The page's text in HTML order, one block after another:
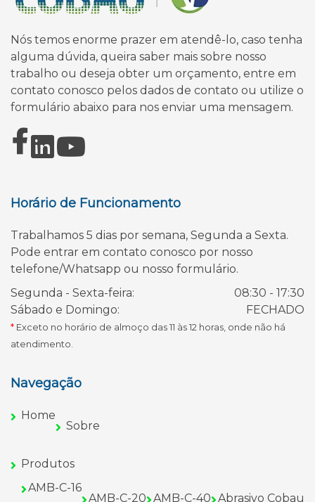
Nós temos enorme prazer em atendê-lo, caso tenha
alguma dúvida, queira saber mais sobre nosso
trabalho ou deseja obter um orçamento, entre em
contato conosco pelos dados de contato ou utilize o
formulário abaixo para nos enviar uma mensagem.
Horário de Funcionamento
Trabalhamos 5 dias por semana, Segunda a Sexta.
Pode entrar em contato conosco por nosso
telefone/Whatsapp ou nosso formulário.
Segunda - Sexta-feira:
08:30 - 17:30
Sábado e Domingo:
FECHADO
* Exceto no horário de almoço das 11 às 12 horas, onde não há
atendimento.
Navegação
Home
Sobre
Produtos
AMB-C-16
AMB-C-20 AMB-C-40 Abrasivo Cobau